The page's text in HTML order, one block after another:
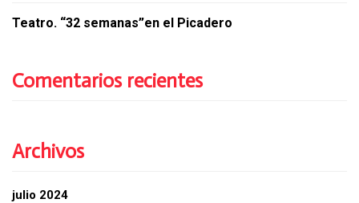
Teatro. “32 semanas”en el Picadero
Comentarios recientes
Archivos
julio 2024